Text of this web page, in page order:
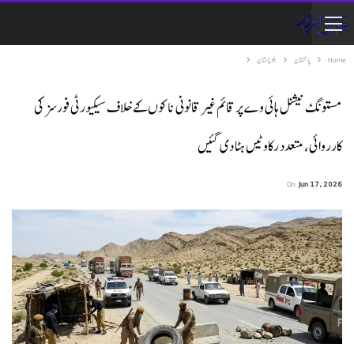
Home پاکستان بلوچستان
مستونگ نیشنل ہائی وے پر قائم غیر قانونی ناکوں کے خلاف سیکیورٹی فورسز کی
کارروائی، متعدد رکاوٹیں ہٹا دی گئیں
On Jun 17, 2026